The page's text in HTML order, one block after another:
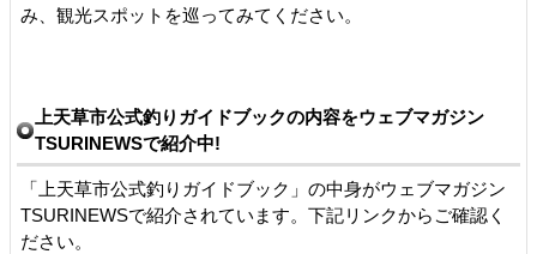
み、観光スポットを巡ってみてください。
上天草市公式釣りガイドブックの内容をウェブマガジン
TSURINEWSで紹介中!
「上天草市公式釣りガイドブック」の中身がウェブマガジン
TSURINEWSで紹介されています。下記リンクからご確認く
ださい。